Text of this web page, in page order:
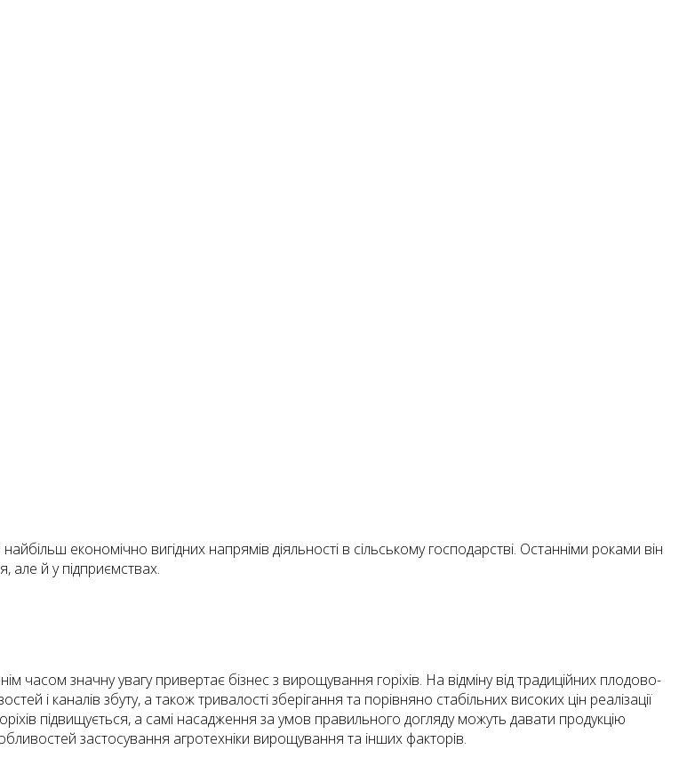
економічно вигідних напрямів діяльності в сільському господарстві. Останніми роками він
й у підприємствах.
часом значну увагу привертає бізнес з вирощування горіхів. На відміну від традиційних плодово-
і каналів збуту, а також тривалості зберігання та порівняно стабільних високих цін реалізації
підвищує­ться, а самі насадження за умов правильного догляду можуть давати продукцію
застосування агротехніки вирощування та інших факторів.